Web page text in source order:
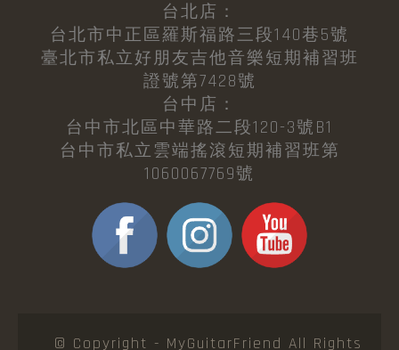
台北店：
台北市中正區羅斯福路三段140巷5號
臺北市私立好朋友吉他音樂短期補習班
證號第7428號
台中店：
台中市北區中華路二段120-3號B1
台中市私立雲端搖滾短期補習班第
1060067769號
© Copyright - MyGuitarFriend All Rights